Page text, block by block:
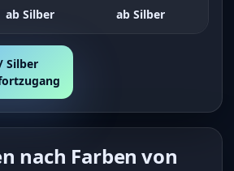
ab Silber ab Silber
Silber
nach Farben von